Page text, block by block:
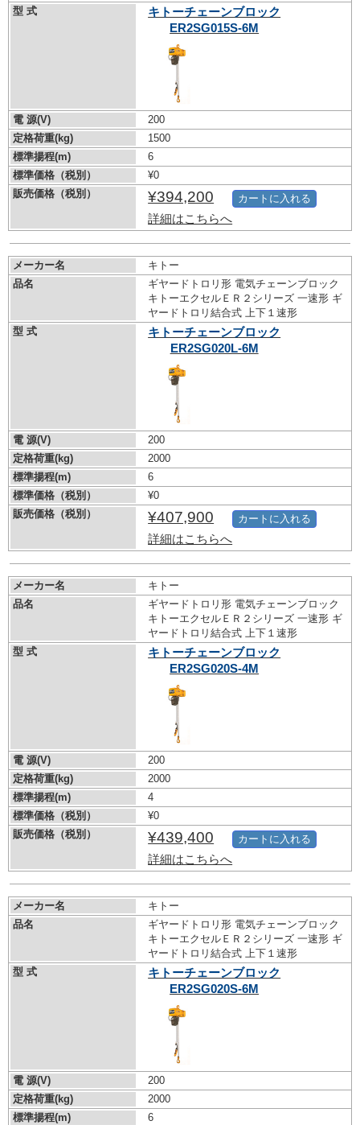
型 式
キトーチェーンブロック
ER2SG015S-6M
電 源(V)
200
定格荷重(kg)
1500
標準揚程(m)
6
標準価格（税別）
¥0
販売価格（税別）
¥394,200
詳細はこちらへ
カートに入れる
メーカー名
キトー
品名
ギヤードトロリ形 電気チェーンブロック
キトーエクセルＥＲ２シリーズ 一速形 ギ
ヤードトロリ結合式 上下１速形
型 式
キトーチェーンブロック
ER2SG020L-6M
電 源(V)
200
定格荷重(kg)
2000
標準揚程(m)
6
標準価格（税別）
¥0
販売価格（税別）
¥407,900
詳細はこちらへ
カートに入れる
メーカー名
キトー
品名
ギヤードトロリ形 電気チェーンブロック
キトーエクセルＥＲ２シリーズ 一速形 ギ
ヤードトロリ結合式 上下１速形
型 式
キトーチェーンブロック
ER2SG020S-4M
電 源(V)
200
定格荷重(kg)
2000
標準揚程(m)
4
標準価格（税別）
¥0
販売価格（税別）
¥439,400
詳細はこちらへ
カートに入れる
メーカー名
キトー
品名
ギヤードトロリ形 電気チェーンブロック
キトーエクセルＥＲ２シリーズ 一速形 ギ
ヤードトロリ結合式 上下１速形
型 式
キトーチェーンブロック
ER2SG020S-6M
電 源(V)
200
定格荷重(kg)
2000
標準揚程(m)
6